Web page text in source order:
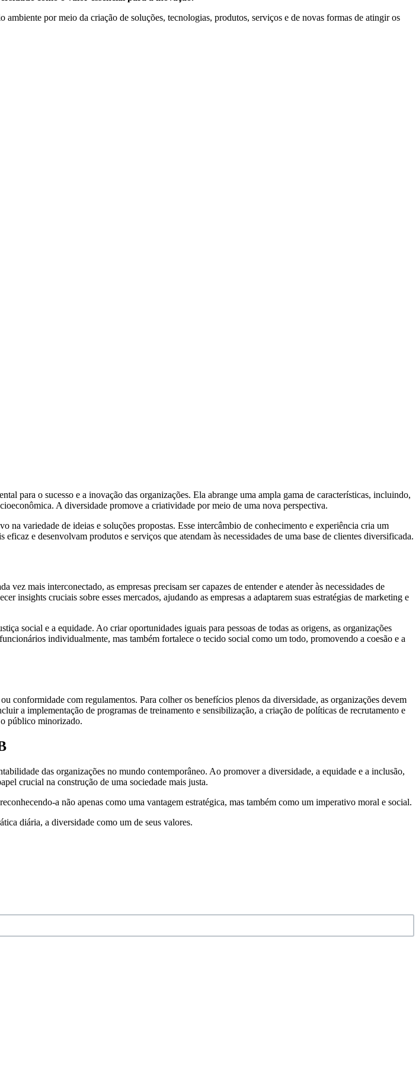
por meio da criação de soluções, tecnologias, produtos, serviços e de novas formas de atingir os
para o sucesso e a inovação das organizações. Ela abrange uma ampla gama de características, incluindo,
A diversidade promove a criatividade por meio de uma nova perspectiva.
variedade de ideias e soluções propostas. Esse intercâmbio de conhecimento e experiência cria um
e desenvolvam produtos e serviços que atendam às necessidades de uma base de clientes diversificada.
mais interconectado, as empresas precisam ser capazes de entender e atender às necessidades de
insights cruciais sobre esses mercados, ajudando as empresas a adaptarem suas estratégias de marketing e
social e a equidade. Ao criar oportunidades iguais para pessoas de todas as origens, as organizações
individualmente, mas também fortalece o tecido social como um todo, promovendo a coesão e a
conformidade com regulamentos. Para colher os benefícios plenos da diversidade, as organizações devem
a implementação de programas de treinamento e sensibilização, a criação de políticas de recrutamento e
o público minorizado.
das organizações no mundo contemporâneo. Ao promover a diversidade, a equidade e a inclusão,
crucial na construção de uma sociedade mais justa.
a não apenas como uma vantagem estratégica, mas também como um imperativo moral e social.
diária, a diversidade como um de seus valores.